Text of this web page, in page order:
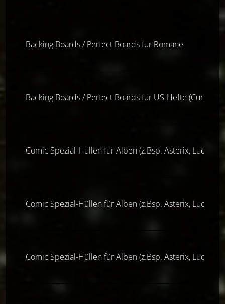
Backing Boards / Perfect Boards für Romane
Backing Boards / Perfect Boards für US-Hefte (Current
Comic Spezial-Hüllen für Alben (z.Bsp. Asterix, Lucky
Comic Spezial-Hüllen für Alben (z.Bsp. Asterix, Lucky
Comic Spezial-Hüllen für Alben (z.Bsp. Asterix, Lucky